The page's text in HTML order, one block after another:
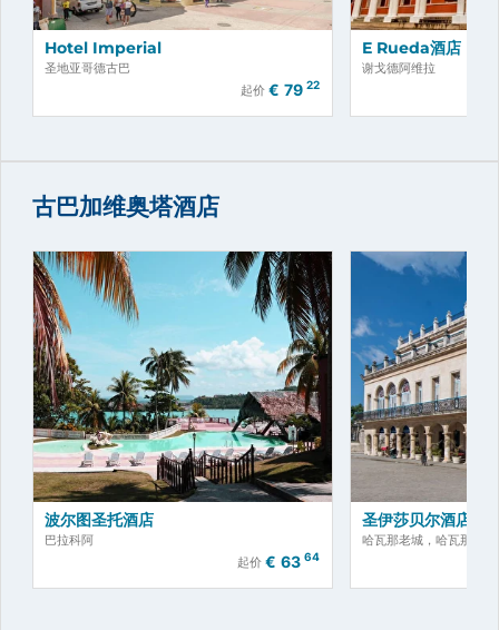
立即预订！
Hotel Imperial
圣地亚哥德古巴
起价 € 79 22
E Rueda酒店
谢戈德阿维拉
古巴加维奥塔酒店
波尔图圣托酒店
巴拉科阿
起价 € 63 64
圣伊莎贝尔酒店
哈瓦那老城，哈瓦那